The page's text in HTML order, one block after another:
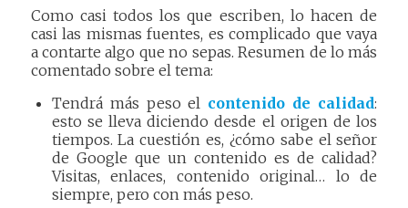
Como casi todos los que escriben, lo hacen de
casi las mismas fuentes, es complicado que vaya
a contarte algo que no sepas. Resumen de lo más
comentado sobre el tema:
Tendrá más peso el contenido de calidad:
esto se lleva diciendo desde el origen de los
tiempos. La cuestión es, ¿cómo sabe el señor
de Google que un contenido es de calidad?
Visitas, enlaces, contenido original… lo de
siempre, pero con más peso.